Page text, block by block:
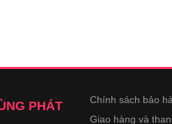
PHÁT
Chính sách bảo
Giao hàng và